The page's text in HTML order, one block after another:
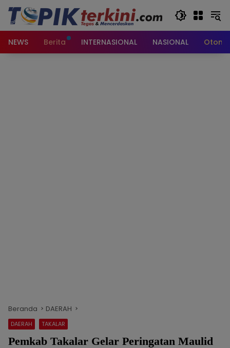
Langsung
konten
NEWS
Berita INTERNASIONAL NASIONAL
Beranda DAERAH
DAERAH TAKALAR
Pemkab Takalar Gelar Peringatan Maulid